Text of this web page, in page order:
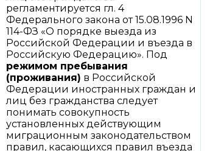
регламентируется гл. 4
Федерального закона от 15.08.1996 N
114-ФЗ «О порядке выезда из
Российской Федерации и въезда в
Российскую Федерацию». Под
режимом пребывания
(проживания) в Российской
Федерации иностранных граждан и
лиц без гражданства следует
понимать совокупность
установленных действующим
миграционным законодательством
правил, касающихся правил въезда